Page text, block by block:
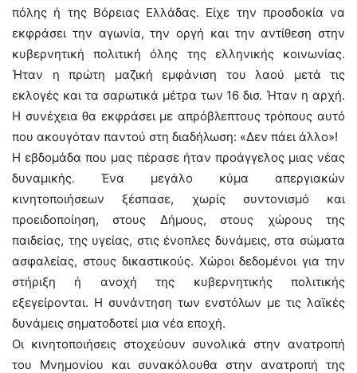
πόλης ή της Βόρειας Ελλάδας. Είχε την προσδοκία να
εκφράσει την αγωνία, την οργή και την αντίθεση στην
κυβερνητική πολιτική όλης της ελληνικής κοινωνίας.
Ήταν η πρώτη μαζική εμφάνιση του λαού μετά τις
εκλογές και τα σαρωτικά μέτρα των 16 δισ. Ήταν η αρχή.
Η συνέχεια θα εκφράσει με απρόβλεπτους τρόπους αυτό
που ακουγόταν παντού στη διαδήλωση: «Δεν πάει άλλο»!
Η εβδομάδα που μας πέρασε ήταν προάγγελος μιας νέας
δυναμικής. Ένα μεγάλο κύμα απεργιακών
κινητοποιήσεων ξέσπασε, χωρίς συντονισμό και
προειδοποίηση, στους Δήμους, στους χώρους της
παιδείας, της υγείας, στις ένοπλες δυνάμεις, στα σώματα
ασφαλείας, στους δικαστικούς. Χώροι δεδομένοι για την
στήριξη ή ανοχή της κυβερνητικής πολιτικής
εξεγείρονται. Η συνάντηση των ενστόλων με τις λαϊκές
δυνάμεις σηματοδοτεί μια νέα εποχή.
Οι κινητοποιήσεις στοχεύουν συνολικά στην ανατροπή
του Μνημονίου και συνακόλουθα στην ανατροπή της